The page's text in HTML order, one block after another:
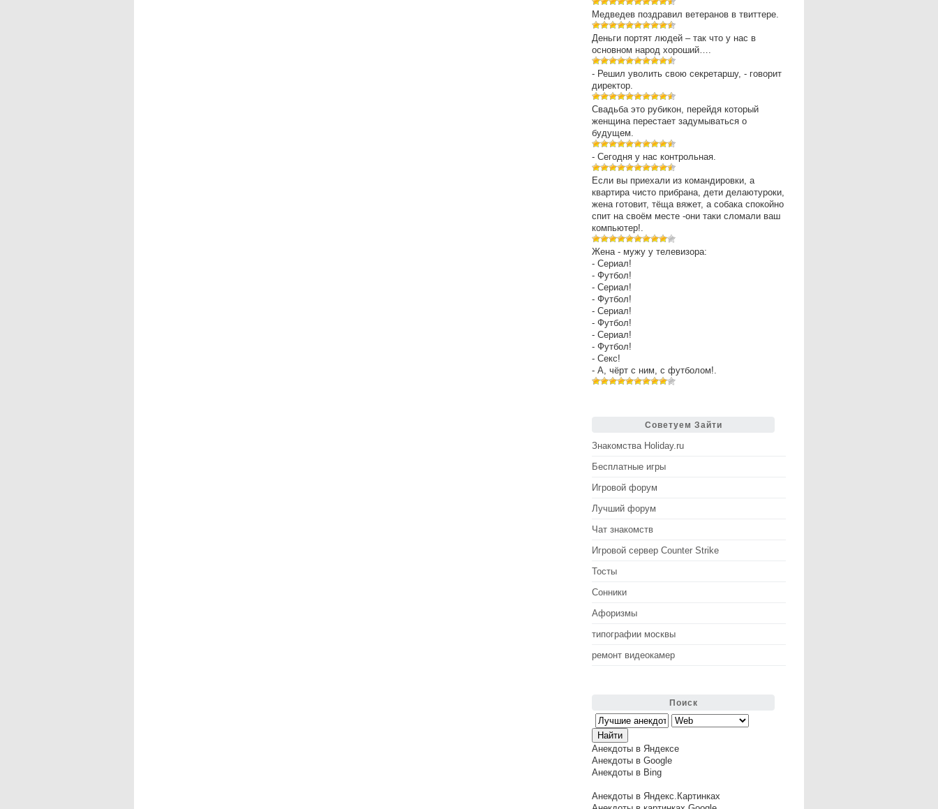
Медведев поздравил ветеранов в твиттере.
Деньги портят людей – так что у нас в
основном народ хороший….
- Решил уволить свою секретаршу, - говорит
директор.
Свадьба это рубикон, перейдя который
женщина перестает задумываться о
будущем.
- Сегодня у нас контрольная.
Если вы приехали из командировки, а
квартира чисто прибрана, дети делаютуроки,
жена готовит, тёща вяжет, а собака спокойно
спит на своём месте -они таки сломали ваш
компьютер!.
Жена - мужу у телевизора:
- Сериал!
- Футбол!
- Сериал!
- Футбол!
- Сериал!
- Футбол!
- Сериал!
- Футбол!
- Секс!
- А, чёрт с ним, с футболом!.
Советуем Зайти
Знакомства Holiday.ru
Бесплатные игры
Игровой форум
Лучший форум
Чат знакомств
Игровой сервер Counter Strike
Тосты
Сонники
Афоризмы
типографии москвы
ремонт видеокамер
Поиск
Анекдоты в Яндексе
Анекдоты в Google
Анекдоты в Bing
Анекдоты в Яндекс.Картинках